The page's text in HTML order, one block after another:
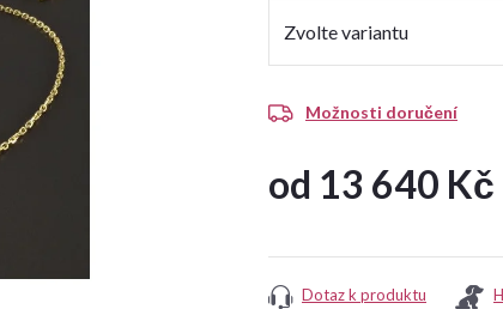
Možnosti doručení
od 13 640 Kč
Dotaz k produktu